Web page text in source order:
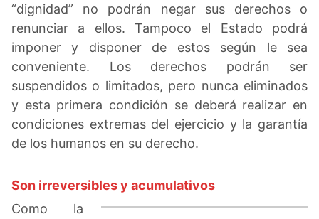
“dignidad” no podrán negar sus derechos o
renunciar a ellos. Tampoco el Estado podrá
imponer y disponer de estos según le sea
conveniente. Los derechos podrán ser
suspendidos o limitados, pero nunca eliminados
y esta primera condición se deberá realizar en
condiciones extremas del ejercicio y la garantía
de los humanos en su derecho.
Son irreversibles y acumulativos
Como la